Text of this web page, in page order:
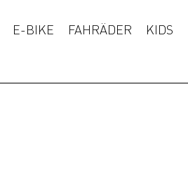
E-BIKE FAHRÄDER KIDS